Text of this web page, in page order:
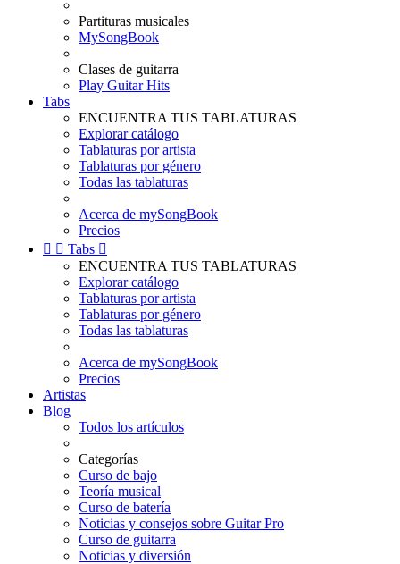
Partituras musicales
MySongBook
Clases de guitarra
Play Guitar Hits
Tabs
ENCUENTRA TUS TABLATURAS
Explorar catálogo
Tablaturas por artista
Tablaturas por género
Todas las tablaturas
Acerca de mySongBook
Precios
  Tabs 
ENCUENTRA TUS TABLATURAS
Explorar catálogo
Tablaturas por artista
Tablaturas por género
Todas las tablaturas
Acerca de mySongBook
Precios
Artistas
Blog
Todos los artículos
Categorías
Curso de bajo
Teoría musical
Curso de batería
Noticias y consejos sobre Guitar Pro
Curso de guitarra
Noticias y diversión